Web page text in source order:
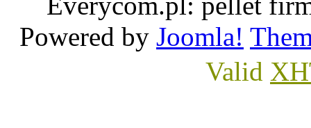
Powered by Joomla!
Valid